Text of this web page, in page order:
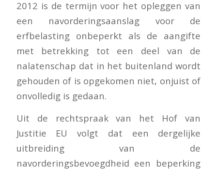
2012 is de termijn voor het opleggen van
een navorderingsaanslag voor de
erfbelasting onbeperkt als de aangifte
met betrekking tot een deel van de
nalatenschap dat in het buitenland wordt
gehouden of is opgekomen niet, onjuist of
onvolledig is gedaan.
Uit de rechtspraak van het Hof van
Justitie EU volgt dat een dergelijke
uitbreiding van de
navorderingsbevoegdheid een beperking